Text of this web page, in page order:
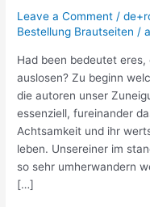
Leave a Comment /
Bestellung Brautseiten /
Had been bedeutet eres,
auslosen? Zu beginn
die autoren unser
essenziell, fureinander
Achtsamkeit und ihr
leben. Unsereiner im
so sehr umherwandern
[…]
„gesunde
nachdem
auslosen?